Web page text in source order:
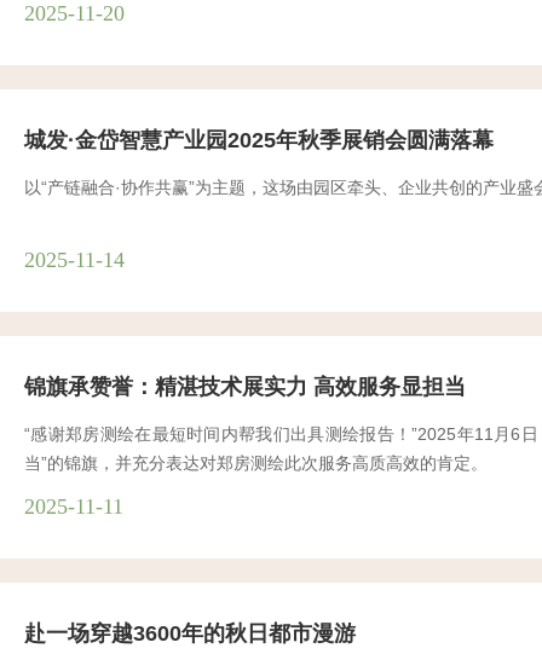
2025-11-20
城发·金岱智慧产业园2025年秋季展销会圆满落幕
以“产链融合·协作共赢”为主题，这场由园区牵头、企业共创的产业
2025-11-14
锦旗承赞誉：精湛技术展实力 高效服务显担当
“感谢郑房测绘在最短时间内帮我们出具测绘报告！”2025年11月6
当”的锦旗，并充分表达对郑房测绘此次服务高质高效的肯定。
2025-11-11
赴一场穿越3600年的秋日都市漫游